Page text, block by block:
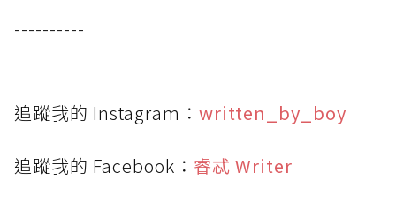
----------
追蹤我的 Instagram： written_by_boy
追蹤我的 Facebook： 睿忒 Writer